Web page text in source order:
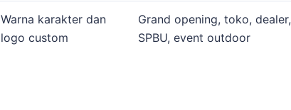
Warna karakter dan
logo custom
Grand opening, toko, dealer,
SPBU, event outdoor